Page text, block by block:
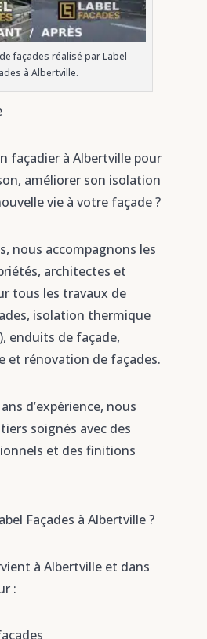
façades réalisé par Label
à Albertville.
façadier à Albertville pour
améliorer son isolation
vie à votre façade ?
nous accompagnons les
architectes et
tous les travaux de
isolation thermique
enduits de façade,
et rénovation de façades.
d’expérience, nous
soignés avec des
et des finitions
Façades à Albertville ?
à Albertville et dans
: